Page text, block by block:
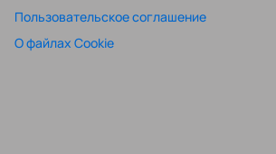
Пользовательское соглашение
О файлах Cookie